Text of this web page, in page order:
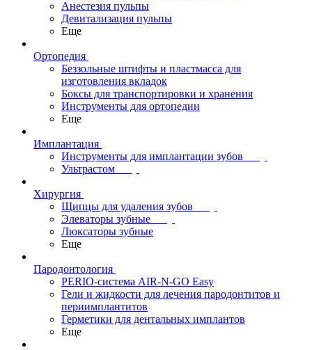
Анестезия пульпы
Девитализация пульпы
Еще
Ортопедия
Беззольные штифты и пластмасса для
изготовления вкладок
Боксы для транспортировки и хранения
Инструменты для ортопедии
Еще
Имплантация
Инструменты для имплантации зубов
Ультрастом
Хирургия
Щипцы для удаления зубов
Элеваторы зубные
Люксаторы зубные
Еще
Пародонтология
PERIO-система AIR-N-GO Easy
Гели и жидкости для лечения пародонтитов и
периимплантитов
Герметики для дентальных имплантов
Еще